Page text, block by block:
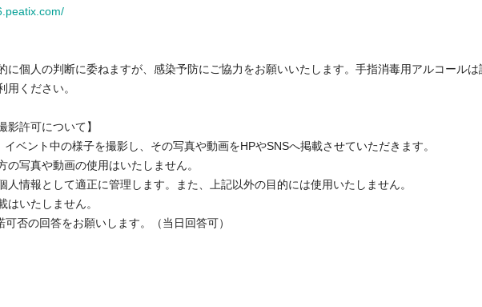
に個人の判断に委ねますが、感染予防にご協力をお願いいたします。手指消毒用アルコールは
用ください。
影許可について】
ベント中の様子を撮影し、その写真や動画をHPやSNSへ掲載させていただきます。
の写真や動画の使用はいたしません。
人情報として適正に管理します。また、上記以外の目的には使用いたしません。
はいたしません。
可否の回答をお願いします。（当日回答可）